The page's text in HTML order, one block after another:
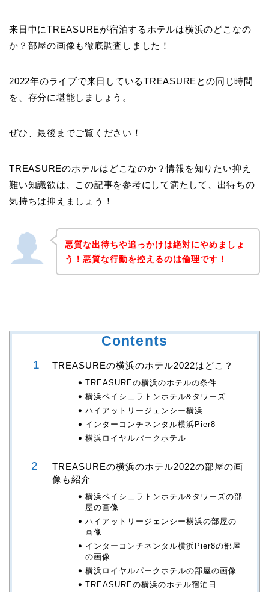
来日中にTREASUREが宿泊するホテルは横浜のどこなの
か？部屋の画像も徹底調査しました！
2022年のライブで来日しているTREASUREとの同じ時間
を、存分に堪能しましょう。
ぜひ、最後までご覧ください！
TREASUREのホテルはどこなのか？情報を知りたい抑え
難い知識欲は、この記事を参考にして満たして、出待ちの
気持ちは抑えましょう！
悪質な出待ちや追っかけは絶対にやめましょ
う！悪質な行動を控えるのは倫理です！
Contents
TREASUREの横浜のホテル2022はどこ？
TREASUREの横浜のホテルの条件
横浜ベイシェラトンホテル&タワーズ
ハイアットリージェンシー横浜
インターコンチネンタル横浜Pier8
横浜ロイヤルパークホテル
TREASUREの横浜のホテル2022の部屋の画
像も紹介
横浜ベイシェラトンホテル&タワーズの部
屋の画像
ハイアットリージェンシー横浜の部屋の
画像
インターコンチネンタル横浜Pier8の部屋
の画像
横浜ロイヤルパークホテルの部屋の画像
TREASUREの横浜のホテル宿泊日